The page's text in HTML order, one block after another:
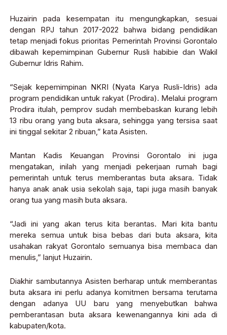
Huzairin pada kesempatan itu mengungkapkan, sesuai
dengan RPJ tahun 2017-2022 bahwa bidang pendidikan
tetap menjadi fokus prioritas Pemerintah Provinsi Gorontalo
dibawah kepemimpinan Gubernur Rusli habibie dan Wakil
Gubernur Idris Rahim.
“Sejak kepemimpinan NKRI (Nyata Karya Rusli-Idris) ada
program pendidikan untuk rakyat (Prodira). Melalui program
Prodira itulah, pemprov sudah membebaskan kurang lebih
13 ribu orang yang buta aksara, sehingga yang tersisa saat
ini tinggal sekitar 2 ribuan,” kata Asisten.
Mantan Kadis Keuangan Provinsi Gorontalo ini juga
mengatakan, inilah yang menjadi pekerjaan rumah bagi
pemerintah untuk terus memberantas buta aksara. Tidak
hanya anak anak usia sekolah saja, tapi juga masih banyak
orang tua yang masih buta aksara.
“Jadi ini yang akan terus kita berantas. Mari kita bantu
mereka semua untuk bisa bebas dari buta aksara, kita
usahakan rakyat Gorontalo semuanya bisa membaca dan
menulis,” lanjut Huzairin.
Diakhir sambutannya Asisten berharap untuk memberantas
buta aksara ini perlu adanya komitmen bersama terutama
dengan adanya UU baru yang menyebutkan bahwa
pemberantasan buta aksara kewenangannya kini ada di
kabupaten/kota.